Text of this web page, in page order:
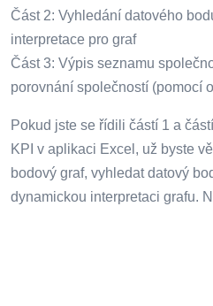
Část 2: Vyhledání datového
interpretace pro graf
Část 3: Výpis seznamu
porovnání společností (pomocí
Pokud jste se řídili částí 1 a
KPI v aplikaci Excel, už byste
bodový graf, vyhledat datový
dynamickou interpretaci grafu.